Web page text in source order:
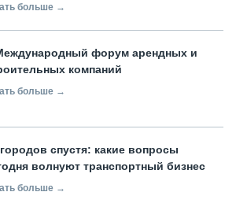
больше →
форум арендных и
компаний
больше →
спустя: какие вопросы
волнуют транспортный бизнес
больше →